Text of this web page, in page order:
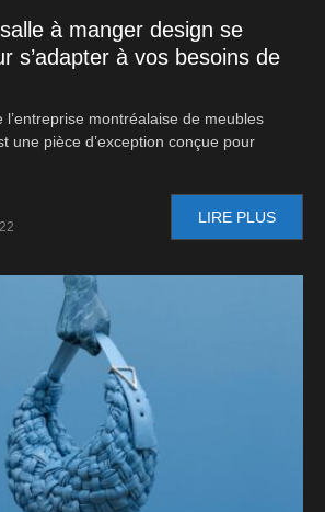
à manger design se
s’adapter à vos besoins de
l’entreprise montréalaise de meubles
une pièce d’exception conçue pour
LIRE PLUS